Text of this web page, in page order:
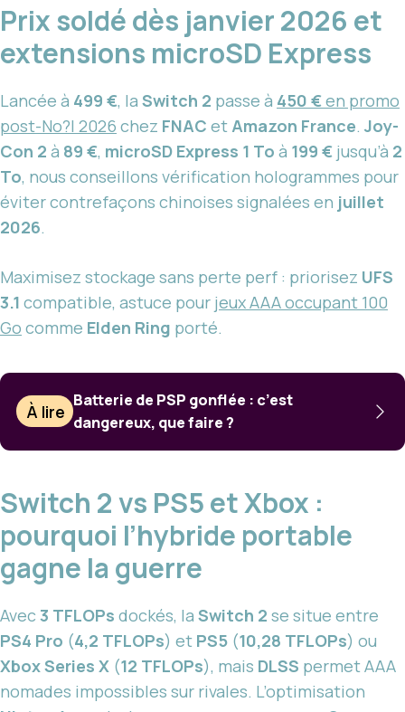
Prix soldé dès janvier 2026 et
extensions microSD Express
Lancée à 499 €, la Switch 2 passe à 450 € en promo
post-No?l 2026 chez FNAC et Amazon France. Joy-
Con 2 à 89 €, microSD Express 1 To à 199 € jusqu’à 2
To, nous conseillons vérification hologrammes pour
éviter contrefaçons chinoises signalées en juillet
2026.
Maximisez stockage sans perte perf : priorisez UFS
3.1 compatible, astuce pour jeux AAA occupant 100
Go comme Elden Ring porté.
À lire
Batterie de PSP gonflée : c’est
dangereux, que faire ?
Switch 2 vs PS5 et Xbox :
pourquoi l’hybride portable
gagne la guerre
Avec 3 TFLOPs dockés, la Switch 2 se situe entre
PS4 Pro (4,2 TFLOPs) et PS5 (10,28 TFLOPs) ou
Xbox Series X (12 TFLOPs), mais DLSS permet AAA
nomades impossibles sur rivales. L’optimisation